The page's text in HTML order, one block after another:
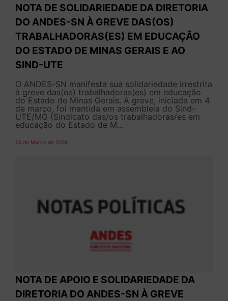
NOTA DE SOLIDARIEDADE DA DIRETORIA
DO ANDES-SN À GREVE DAS(OS)
TRABALHADORAS(ES) EM EDUCAÇÃO
DO ESTADO DE MINAS GERAIS E AO
SIND-UTE
O ANDES-SN manifesta sua solidariedade irrestrita
à greve das(os) trabalhadoras(es) em educação
do Estado de Minas Gerais. A greve, iniciada em 4
de março, foi mantida em assembleia do Sind-
UTE/MG (Sindicato das/os trabalhadoras/es em
educação do Estado de M...
13 de Março de 2026
NOTA DE APOIO E SOLIDARIEDADE DA
DIRETORIA DO ANDES-SN À GREVE